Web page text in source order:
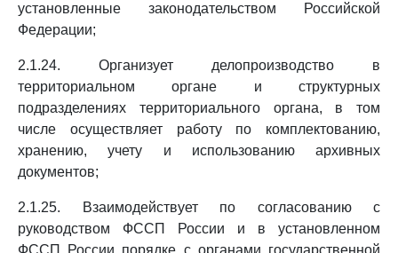
установленные законодательством Российской
Федерации;
2.1.24. Организует делопроизводство в
территориальном органе и структурных
подразделениях территориального органа, в том
числе осуществляет работу по комплектованию,
хранению, учету и использованию архивных
документов;
2.1.25. Взаимодействует по согласованию с
руководством ФССП России и в установленном
ФССП России порядке с органами государственной